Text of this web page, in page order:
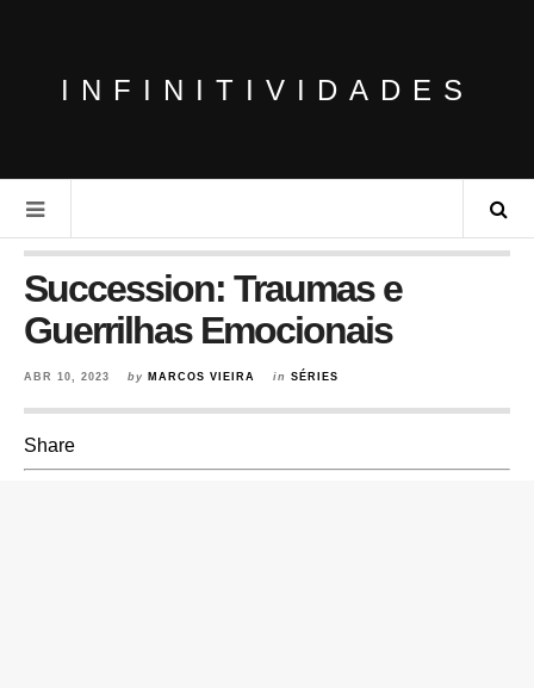
INFINITIVIDADES
Succession: Traumas e
Guerrilhas Emocionais
ABR 10, 2023 by MARCOS VIEIRA in SÉRIES
Share